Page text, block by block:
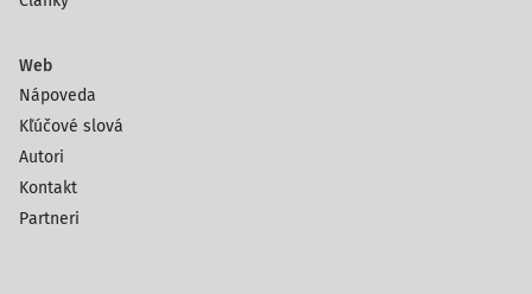
Web
Nápoveda
Kľúčové slová
Autori
Kontakt
Partneri